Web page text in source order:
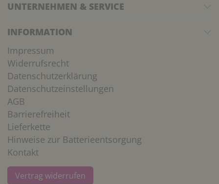
UNTERNEHMEN & SERVICE
INFORMATION
Impressum
Widerrufsrecht
Datenschutzerklärung
Datenschutzeinstellungen
AGB
Barrierefreiheit
Lieferkette
Hinweise zur Batterieentsorgung
Kontakt
Vertrag widerrufen